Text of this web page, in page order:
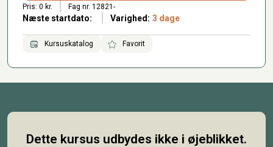
Pris: 0 kr. Fag nr. 12821-
Næste startdato: Varighed: 3 dage
Kursuskatalog Favorit
Dette kursus udbydes ikke i øjeblikket.